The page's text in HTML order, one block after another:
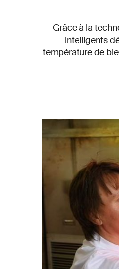
Grâce à la
intelligents
température de